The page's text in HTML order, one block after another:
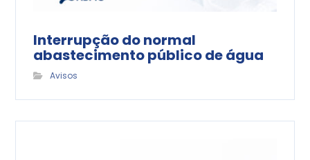
Interrupção do normal
abastecimento público de água
Avisos